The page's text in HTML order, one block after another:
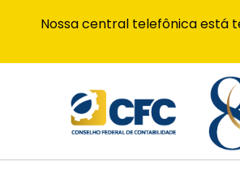
Nossa central telefônica está